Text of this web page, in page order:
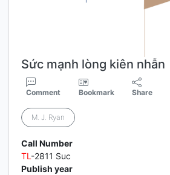
Sức mạnh lòng kiên nhẫn
Comment Bookmark Share
M. J. Ryan
Call Number
TL -2811 Suc
Publish year